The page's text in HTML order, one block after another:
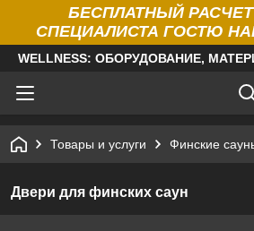
БЕСПЛАТНЫЙ
СПЕЦИАЛИСТА ГОСТЮ
WELLNESS: ОБОРУДОВАНИЕ,
Товары и услуги Финские
Двери для финских саун